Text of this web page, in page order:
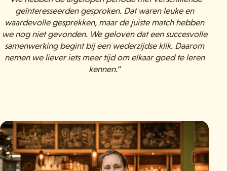
geïnteresseerden gesproken. Dat waren leuke en
waardevolle gesprekken, maar de juiste match hebben
we nog niet gevonden. We geloven dat een succesvolle
samenwerking begint bij een wederzijdse klik. Daarom
nemen we liever iets meer tijd om elkaar goed te leren
kennen.”